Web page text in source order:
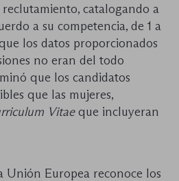
catalogando a
a su competencia, de 1 a
los datos proporcionados
no eran del todo
que los candidatos
que las mujeres,
Vitaeque incluyeran
Unión Europea reconoce los